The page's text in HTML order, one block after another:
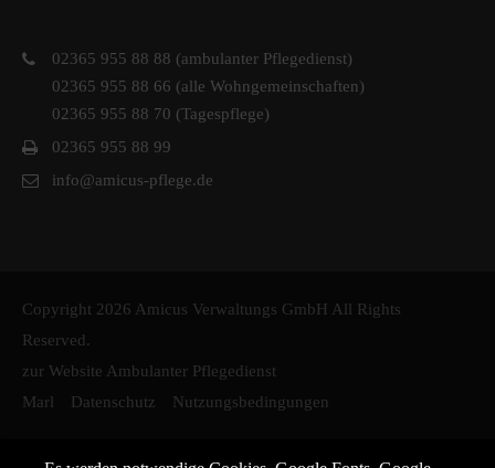
02365 955 88 88 (ambulanter Pflegedienst)
02365 955 88 66 (alle Wohngemeinschaften)
02365 955 88 70 (Tagespflege)
02365 955 88 99
info@amicus-pflege.de
Copyright 2026 Amicus Verwaltungs GmbH All Rights
Reserved.
zur Website Ambulanter Pflegedienst
Marl
Datenschutz Nutzungsbedingungen